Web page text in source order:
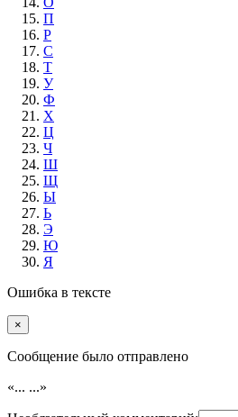
П
Р
С
Т
У
Ф
Х
Ц
Ч
Ш
Щ
Ы
Ь
Э
Ю
Я
Ошибка в тексте
×
Cообщение было отправлено
«... ...»